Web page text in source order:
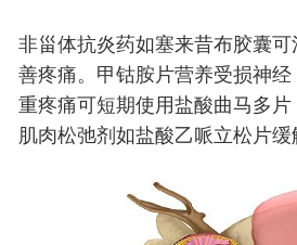
非甾体抗炎药如塞来昔布胶囊
善疼痛。甲钴胺片营养受损神
重疼痛可短期使用盐酸曲马多片
肌肉松弛剂如盐酸乙哌立松片缓